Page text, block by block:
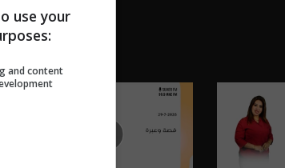
use your
and content